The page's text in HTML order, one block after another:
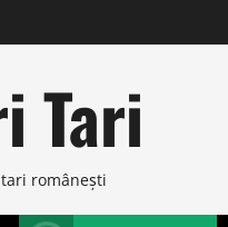
Tari
româneşti